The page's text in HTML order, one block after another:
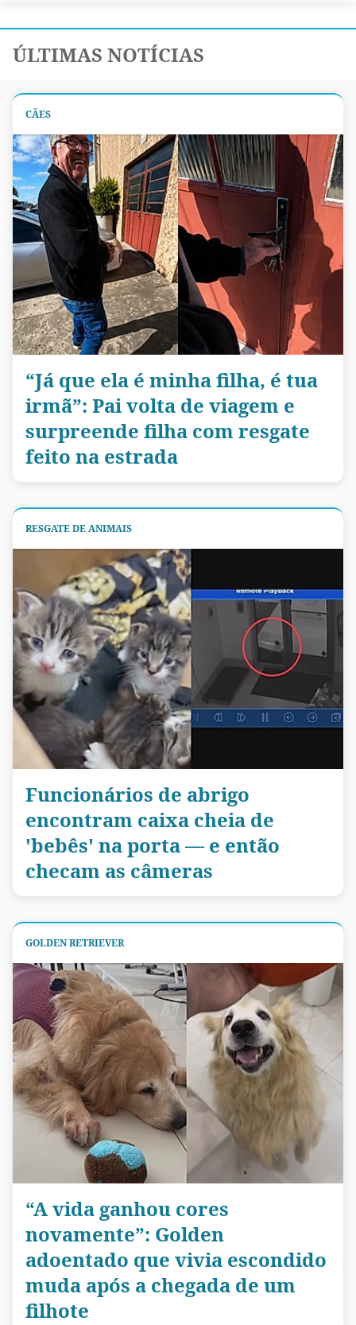
ÚLTIMAS NOTÍCIAS
CÃES
“Já que ela é minha filha, é tua
irmã”: Pai volta de viagem e
surpreende filha com resgate
feito na estrada
RESGATE DE ANIMAIS
Funcionários de abrigo
encontram caixa cheia de
'bebês' na porta — e então
checam as câmeras
GOLDEN RETRIEVER
“A vida ganhou cores
novamente”: Golden
adoentado que vivia escondido
muda após a chegada de um
filhote